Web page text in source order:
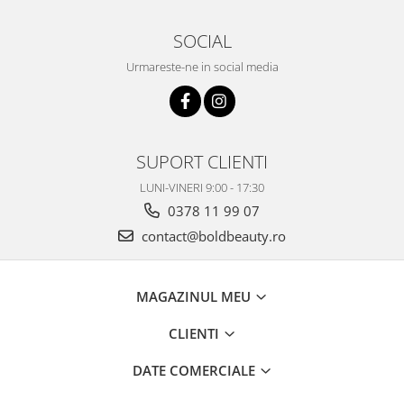
SOCIAL
Urmareste-ne in social media
SUPORT CLIENTI
LUNI-VINERI 9:00 - 17:30
0378 11 99 07
contact@boldbeauty.ro
MAGAZINUL MEU
CLIENTI
DATE COMERCIALE